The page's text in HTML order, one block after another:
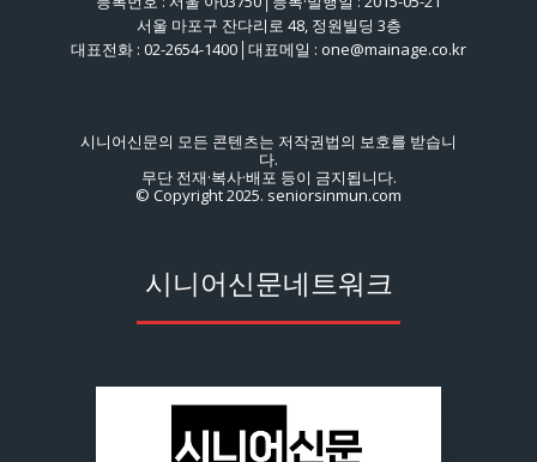
서울 마포구 잔다리로 48, 정원빌딩 3층
대표전화 : 02-2654-1400│대표메일 : one@mainage.co.kr
시니어신문의 모든 콘텐츠는 저작권법의 보호를 받습니
다.
무단 전재·복사·배포 등이 금지됩니다.
© Copyright 2025. seniorsinmun.com
시니어신문네트워크